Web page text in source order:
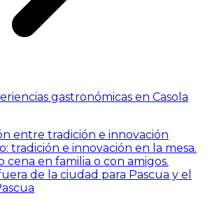
gastronómicas en Casola
entre tradición e innovación
tradición e innovación en la mesa.
cena en familia o con amigos.
de la ciudad para Pascua y el